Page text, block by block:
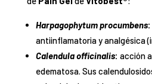
Harpagophytum procumbens:
antiinflamatoria y analgésica
Calendula officinalis: acción
edematosa. Sus